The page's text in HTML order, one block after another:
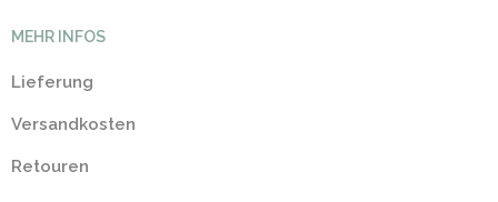
MEHR INFOS
Lieferung
Versandkosten
Retouren